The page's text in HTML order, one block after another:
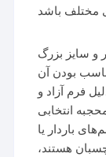
و سایز بزرگ
بودن آن
فرم آزاد و
انتخابی
باردار یا
هستند،